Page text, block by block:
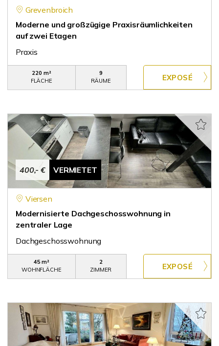
Grevenbroich
Moderne und großzügige Praxisräumlichkeiten
auf zwei Etagen
Praxis
220 m²
FLÄCHE
9
RÄUME
400,- € VERMIETET
Viersen
Modernisierte Dachgeschosswohnung in
zentraler Lage
Dachgeschosswohnung
45 m²
WOHNFLÄCHE
2
ZIMMER